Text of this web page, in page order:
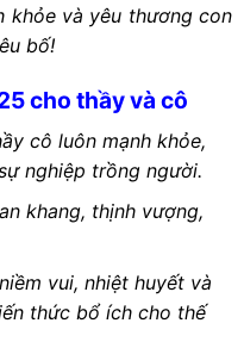
khỏe và yêu thương con
bố!
cho thầy và cô
cô luôn mạnh khỏe,
nghiệp trồng người.
khang, thịnh vượng,
vui, nhiệt huyết và
thức bổ ích cho thế